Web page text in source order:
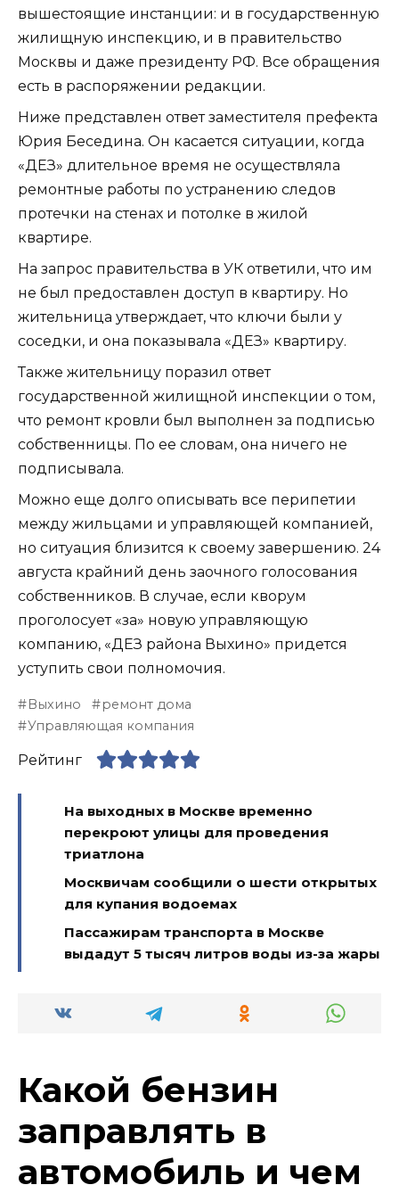
вышестоящие инстанции: и в государственную
жилищную инспекцию, и в правительство
Москвы и даже президенту РФ. Все обращения
есть в распоряжении редакции.
Ниже представлен ответ заместителя префекта
Юрия Беседина. Он касается ситуации, когда
«ДЕЗ» длительное время не осуществляла
ремонтные работы по устранению следов
протечки на стенах и потолке в жилой
квартире.
На запрос правительства в УК ответили, что им
не был предоставлен доступ в квартиру. Но
жительница утверждает, что ключи были у
соседки, и она показывала «ДЕЗ» квартиру.
Также жительницу поразил ответ
государственной жилищной инспекции о том,
что ремонт кровли был выполнен за подписью
собственницы. По ее словам, она ничего не
подписывала.
Можно еще долго описывать все перипетии
между жильцами и управляющей компанией,
но ситуация близится к своему завершению. 24
августа крайний день заочного голосования
собственников. В случае, если кворум
проголосует «за» новую управляющую
компанию, «ДЕЗ района Выхино» придется
уступить свои полномочия.
Выхино
ремонт дома
Управляющая компания
Рейтинг
На выходных в Москве временно
перекроют улицы для проведения
триатлона
Москвичам сообщили о шести открытых
для купания водоемах
Пассажирам транспорта в Москве
выдадут 5 тысяч литров воды из-за жары
Какой бензин
заправлять в
автомобиль и чем